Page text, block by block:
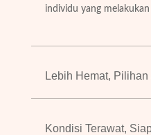
individu yang
Lebih Hemat,
Kondisi Terawat,